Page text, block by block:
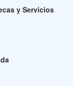
y Servicios